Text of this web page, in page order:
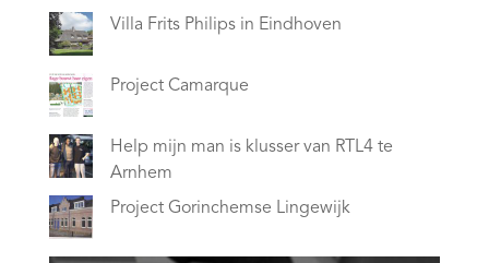
Villa Frits Philips in Eindhoven
Project Camarque
Help mijn man is klusser van RTL4 te
Arnhem
Project Gorinchemse Lingewijk